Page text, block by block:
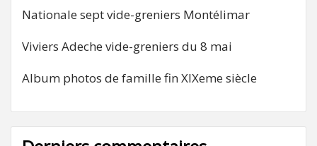
Nationale sept vide-greniers Montélimar
Viviers Adeche vide-greniers du 8 mai
Album photos de famille fin XIXeme siècle